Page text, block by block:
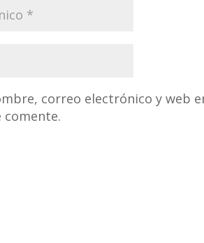
correo electrónico y web
comente.